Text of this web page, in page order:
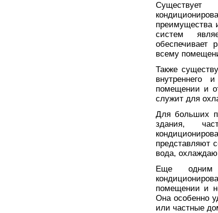
преимущества
систем
обеспечивает
всему
Также
внутреннего
помещении и
служит для
Для больших
здания,
представляют
вода,
Еще одним
помещении и
Она особенно
или частные